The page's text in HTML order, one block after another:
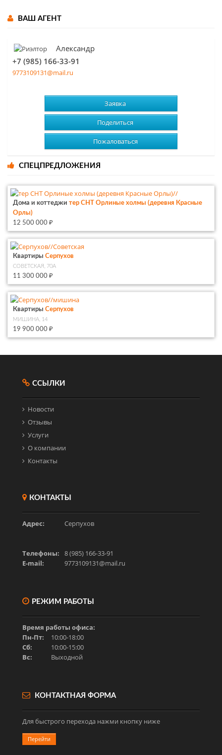
ВАШ АГЕНТ
Александр
+7 (985) 166-33-91
9773109131@mail.ru
Заявка
Поделиться
Пожаловаться
СПЕЦПРЕДЛОЖЕНИЯ
Дома и коттеджи тер СНТ Орлиные холмы (деревня Красные
Орлы)
12 500 000 ₽
Квартиры Серпухов
СОВЕТСКАЯ, 70А
11 300 000 ₽
Квартиры Серпухов
МИШИНА, 14
19 900 000 ₽
ССЫЛКИ
Новости
Отзывы
Услуги
О компании
Контакты
КОНТАКТЫ
Адрес: Серпухов
Телефоны:
8 (985) 166-33-91
E-mail:
9773109131@mail.ru
РЕЖИМ РАБОТЫ
Время работы офиса:
Пн-Пт:
10:00-18:00
Сб:
10:00-15:00
Вс:
Выходной
КОНТАКТНАЯ ФОРМА
Для быстрого перехода нажми кнопку ниже
Перейти